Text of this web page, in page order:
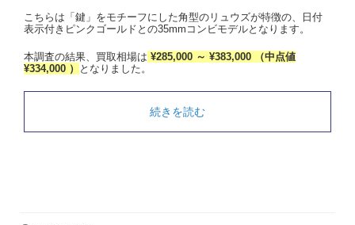
こちらは「鍵」をモチーフにした角型のリュウズが特徴の、日付
表示付きピンクゴールドとの35mmコンビモデルとなります。
本調査の結果、買取相場は ¥285,000 ～ ¥383,000 （中点値
¥334,000 ）
となりました。
続きを読む